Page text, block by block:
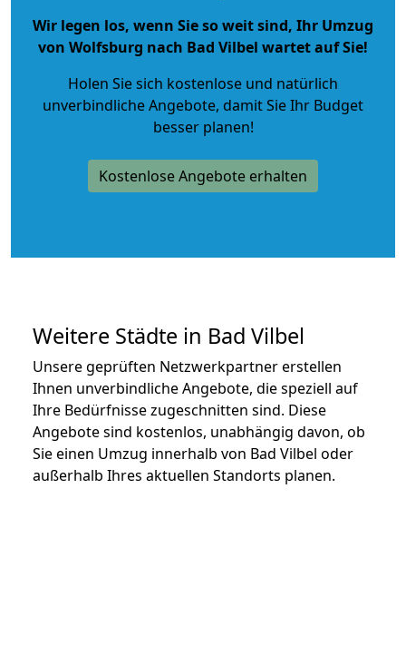
Wir legen los, wenn Sie so weit sind, Ihr Umzug
von Wolfsburg nach Bad Vilbel wartet auf Sie!
Holen Sie sich kostenlose und natürlich
unverbindliche Angebote, damit Sie Ihr Budget
besser planen!
Kostenlose Angebote erhalten
Weitere Städte in Bad Vilbel
Unsere geprüften Netzwerkpartner erstellen
Ihnen unverbindliche Angebote, die speziell auf
Ihre Bedürfnisse zugeschnitten sind. Diese
Angebote sind kostenlos, unabhängig davon, ob
Sie einen Umzug innerhalb von Bad Vilbel oder
außerhalb Ihres aktuellen Standorts planen.